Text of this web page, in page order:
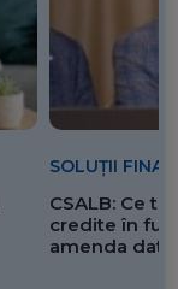
SOLUȚII
CSALB: Ce
credite în
amenda